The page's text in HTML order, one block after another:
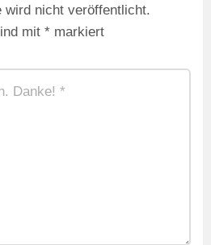
wird nicht veröffentlicht.
mit * markiert